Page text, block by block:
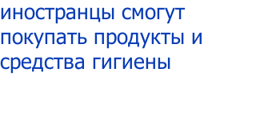
иностранцы смогут
покупать продукты и
средства гигиены